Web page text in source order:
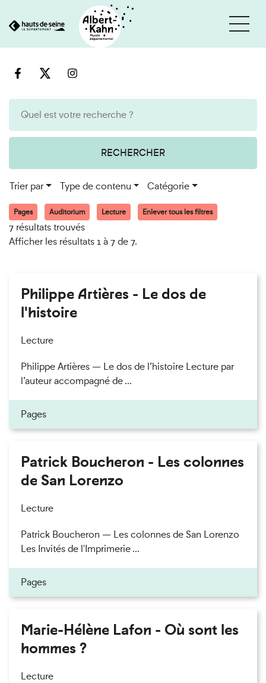
au
RECHERCHER
Trier par Type de contenu Catégorie
Pages Auditorium Lecture Enlever tous les filtres
7 résultats trouvés
Afficher les résultats 1 à 7 de 7.
Philippe Artières - Le dos de
l'histoire
Lecture
Philippe Artières — Le dos de l’histoire Lecture par
l’auteur accompagné de ...
Pages
Patrick Boucheron - Les colonnes
de San Lorenzo
Lecture
Patrick Boucheron — Les colonnes de San Lorenzo
Les Invités de l'Imprimerie ...
Pages
Marie-Hélène Lafon - Où sont les
hommes ?
Lecture
Cookies et traceurs utilisés sur ce site